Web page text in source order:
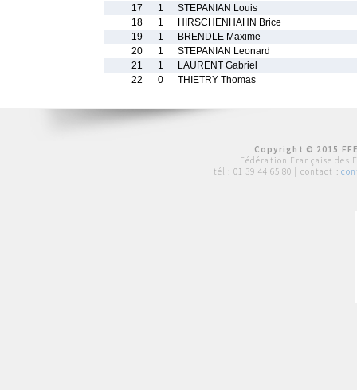
17
1
STEPANIAN Louis
18
1
HIRSCHENHAHN Brice
19
1
BRENDLE Maxime
20
1
STEPANIAN Leonard
21
1
LAURENT Gabriel
22
0 THIETRY Thomas
Copyright © 2015
Fédération Française des
tél : 01 39 44 65 80 | contact :